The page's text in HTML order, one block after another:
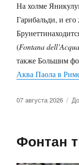
На холме
Гарибальди, и
(Fontana
также Большим
Аква Паола в
Опубликовано
07 августа 2026
Фонтан